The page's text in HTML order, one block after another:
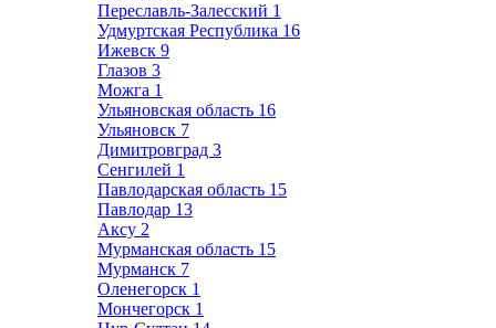
Переславль-Залесский 1
Удмуртская Республика 16
Ижевск 9
Глазов 3
Можга 1
Ульяновская область 16
Ульяновск 7
Димитровград 3
Сенгилей 1
Павлодарская область 15
Павлодар 13
Аксу 2
Мурманская область 15
Мурманск 7
Оленегорск 1
Мончегорск 1